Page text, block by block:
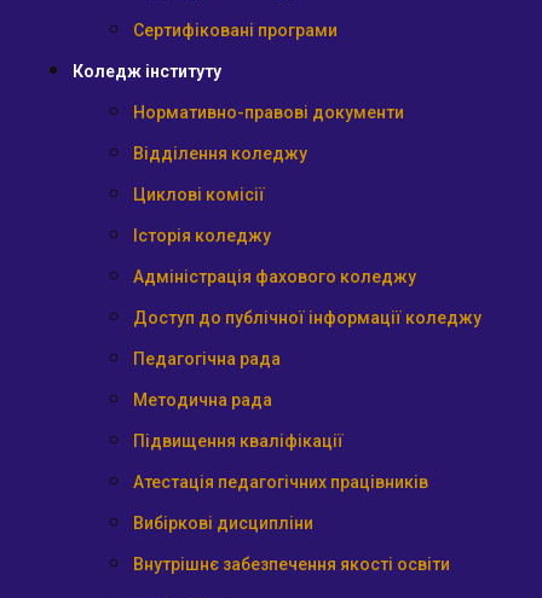
Сертифіковані програми
Коледж інституту
Нормативно-правові документи
Відділення коледжу
Циклові комісії
Історія коледжу
Адміністрація фахового коледжу
Доступ до публічної інформації коледжу
Педагогічна рада
Методична рада
Підвищення кваліфікації
Атестація педагогічних працівників
Вибіркові дисципліни
Внутрішнє забезпечення якості освіти